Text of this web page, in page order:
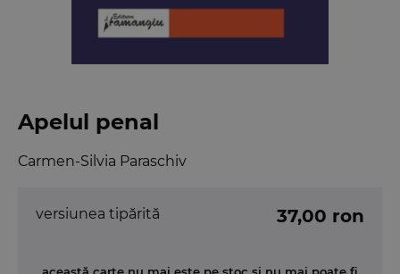
Apelul penal
Carmen-Silvia Paraschiv
versiunea tipărită 37,00 ron